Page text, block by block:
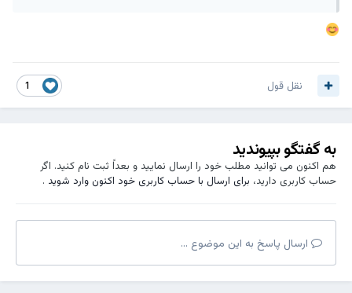
نقل قول
به گفتگو بپیوندید
هم اکنون می توانید مطلب خود را ارسال نمایید و بعداً ثبت نام کنید. اگر
حساب کاربری دارید، برای ارسال با حساب کاربری خود اکنون وارد شوید.
ارسال پاسخ به این موضوع ...